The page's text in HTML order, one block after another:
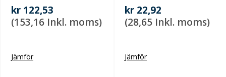
kr 122,53
(153,16 Inkl. moms)
Jämför
kr 22,92
(28,65 Inkl. moms)
Jämför